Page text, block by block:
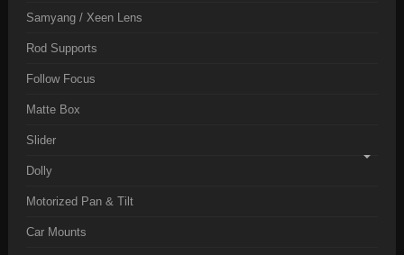
Samyang / Xeen Lens
Rod Supports
Follow Focus
Matte Box
Slider
Dolly
Motorized Pan & Tilt
Car Mounts